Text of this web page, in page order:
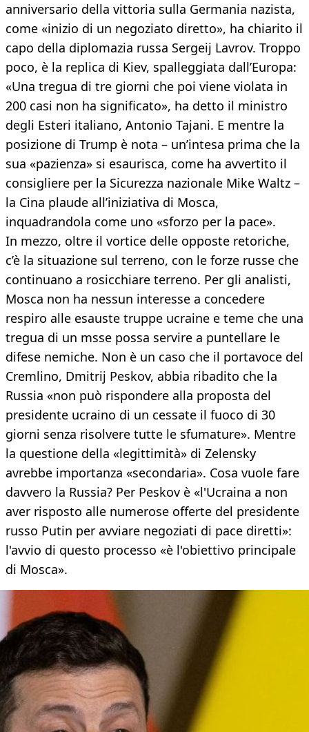
anniversario della vittoria sulla Germania nazista,
come «inizio di un negoziato diretto», ha chiarito il
capo della diplomazia russa Sergeij Lavrov. Troppo
poco, è la replica di Kiev, spalleggiata dall’Europa:
«Una tregua di tre giorni che poi viene violata in
200 casi non ha significato», ha detto il ministro
degli Esteri italiano, Antonio Tajani. E mentre la
posizione di Trump è nota – un’intesa prima che la
sua «pazienza» si esaurisca, come ha avvertito il
consigliere per la Sicurezza nazionale Mike Waltz –
la Cina plaude all’iniziativa di Mosca,
inquadrandola come uno «sforzo per la pace».
In mezzo, oltre il vortice delle opposte retoriche,
c’è la situazione sul terreno, con le forze russe che
continuano a rosicchiare terreno. Per gli analisti,
Mosca non ha nessun interesse a concedere
respiro alle esauste truppe ucraine e teme che una
tregua di un msse possa servire a puntellare le
difese nemiche. Non è un caso che il portavoce del
Cremlino, Dmitrij Peskov, abbia ribadito che la
Russia «non può rispondere alla proposta del
presidente ucraino di un cessate il fuoco di 30
giorni senza risolvere tutte le sfumature». Mentre
la questione della «legittimità» di Zelensky
avrebbe importanza «secondaria». Cosa vuole fare
davvero la Russia? Per Peskov è «l'Ucraina a non
aver risposto alle numerose offerte del presidente
russo Putin per avviare negoziati di pace diretti»:
l'avvio di questo processo «è l'obiettivo principale
di Mosca».